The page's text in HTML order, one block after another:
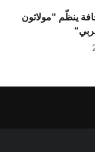
ينظّم “مولاثون